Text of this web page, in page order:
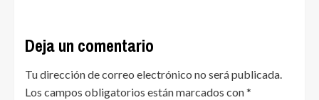
Deja un comentario
Tu dirección de correo electrónico no será publicada.
Los campos obligatorios están marcados con*